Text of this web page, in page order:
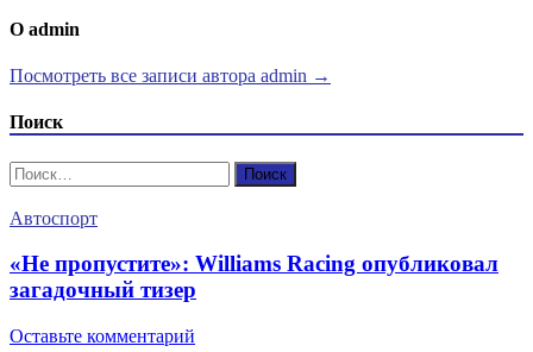
О admin
Посмотреть все записи автора admin →
Поиск
Найти:
Автоспорт
«Не пропустите»: Williams Racing опубликовал
загадочный тизер
Оставьте комментарий